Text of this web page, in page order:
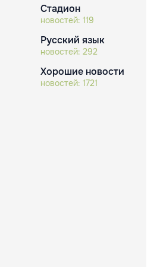
Стадион
новостей: 119
Русский язык
новостей: 292
Хорошие новости
новостей: 1721